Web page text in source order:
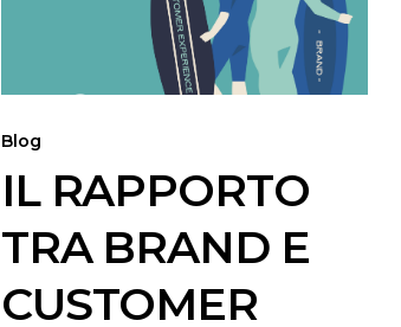
Blog
IL RAPPORTO
TRA BRAND E
CUSTOMER